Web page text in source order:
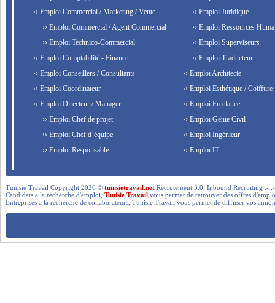
›› Emploi Commercial / Marketing / Vente
›› Emploi Commercial / Agent Commercial
›› Emploi Technico-Commercial
›› Emploi Comptabilité - Finance
›› Emploi Conseillers / Consultants
›› Emploi Coordinateur
›› Emploi Directeur / Manager
›› Emploi Chef de projet
›› Emploi Chef d’équipe
›› Emploi Responsable
›› Emploi Juridique
›› Emploi Ressources
›› Emploi Superviseurs
›› Emploi Traducteur
›› Emploi Architecte
›› Emploi Esthétique / Coiffure
›› Emploi Freelance
›› Emploi Génie Civil
›› Emploi Ingénieur
›› Emploi IT
Tunisie Travail Copyright 2026 ©tunisietravail.net Recrutement 3.0, Inbound Recruiting .-
Candidats a la recherche d'emploi,Tunisie Travail vous permet de retrouver des offres
Entreprises a la recherche de collaborateurs, Tunisie Travail vous permet de diffuser vos